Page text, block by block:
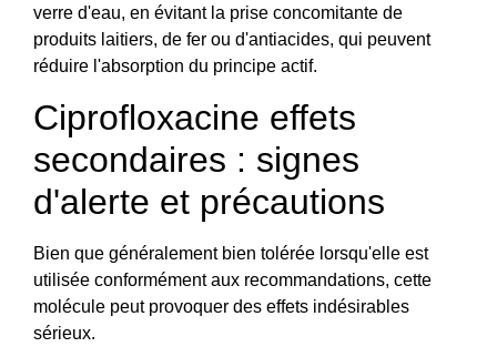
verre d'eau, en évitant la prise concomitante de
produits laitiers, de fer ou d'antiacides, qui peuvent
réduire l'absorption du principe actif.
Ciprofloxacine effets
secondaires : signes
d'alerte et précautions
Bien que généralement bien tolérée lorsqu'elle est
utilisée conformément aux recommandations, cette
molécule peut provoquer des effets indésirables
sérieux.